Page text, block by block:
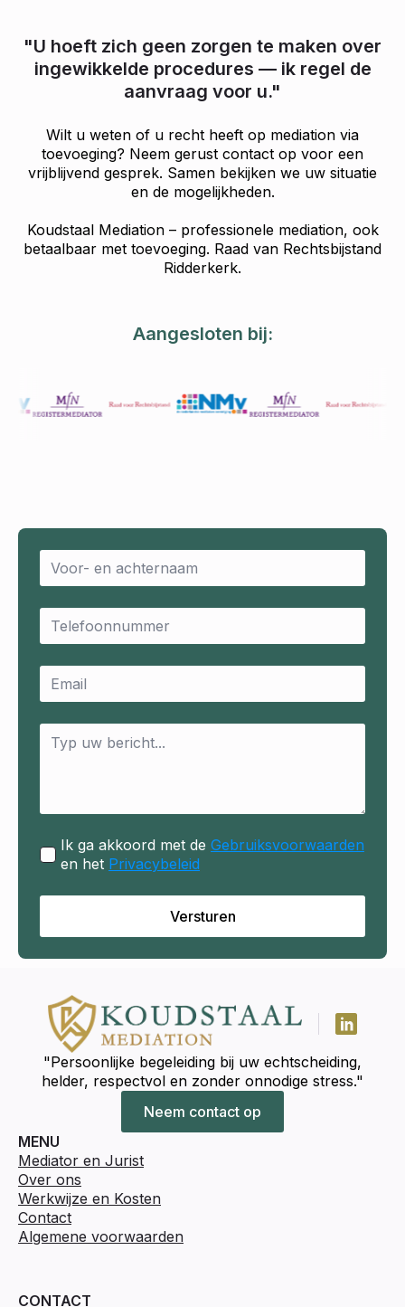
"U hoeft zich geen zorgen te maken over
ingewikkelde procedures — ik regel de
aanvraag voor u."
Wilt u weten of u recht heeft op mediation via
toevoeging? Neem gerust contact op voor een
vrijblijvend gesprek. Samen bekijken we uw situatie
en de mogelijkheden.
Koudstaal Mediation – professionele mediation, ook
betaalbaar met toevoeging. Raad van Rechtsbijstand
Ridderkerk.
Aangesloten bij:
Name
Email
Email
Message
Ik ga akkoord met de Gebruiksvoorwaarden
en het Privacybeleid
Versturen
"Persoonlijke begeleiding bij uw echtscheiding,
helder, respectvol en zonder onnodige stress."
Neem contact op
MENU
Mediator en Jurist
Over ons
Werkwijze en Kosten
Contact
Algemene voorwaarden
CONTACT